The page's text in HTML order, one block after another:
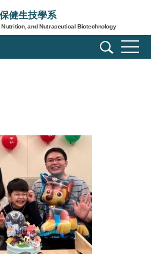
健生技學系
Nutrition, and Nutraceutical Biotechnology